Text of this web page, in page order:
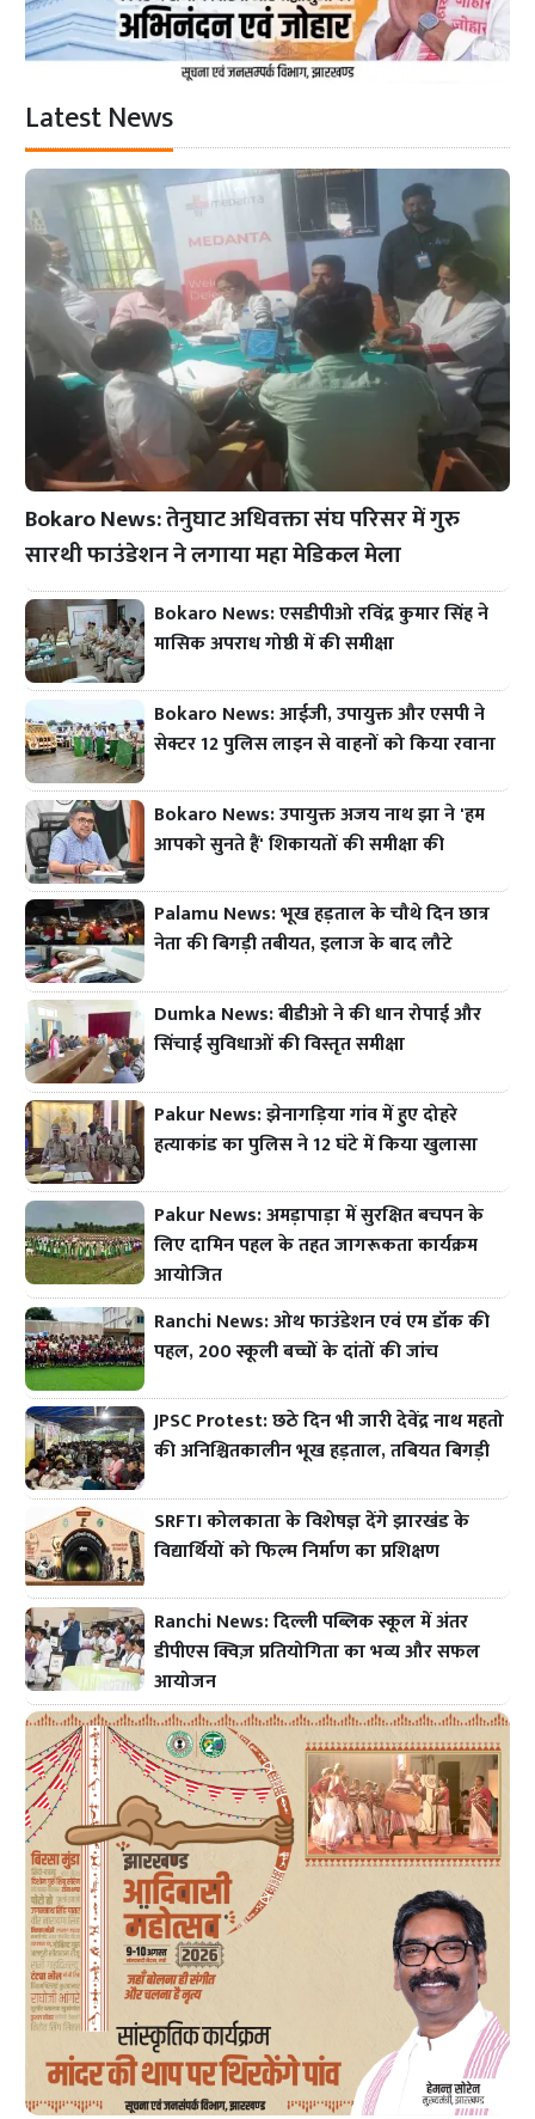
Latest News
Bokaro News: तेनुघाट अधिवक्ता संघ परिसर में गुरु
सारथी फाउंडेशन ने लगाया महा मेडिकल मेला
Bokaro News: एसडीपीओ रविंद्र कुमार सिंह ने
मासिक अपराध गोष्ठी में की समीक्षा
Bokaro News: आईजी, उपायुक्त और एसपी ने
सेक्टर 12 पुलिस लाइन से वाहनों को किया रवाना
Bokaro News: उपायुक्त अजय नाथ झा ने 'हम
आपको सुनते हैं' शिकायतों की समीक्षा की
Palamu News: भूख हड़ताल के चौथे दिन छात्र
नेता की बिगड़ी तबीयत, इलाज के बाद लौटे
Dumka News: बीडीओ ने की धान रोपाई और
सिंचाई सुविधाओं की विस्तृत समीक्षा
Pakur News: झेनागड़िया गांव में हुए दोहरे
हत्याकांड का पुलिस ने 12 घंटे में किया खुलासा
Pakur News: अमड़ापाड़ा में सुरक्षित बचपन के
लिए दामिन पहल के तहत जागरूकता कार्यक्रम
आयोजित
Ranchi News: ओथ फाउंडेशन एवं एम डॉक की
पहल, 200 स्कूली बच्चों के दांतों की जांच
JPSC Protest: छठे दिन भी जारी देवेंद्र नाथ महतो
की अनिश्चितकालीन भूख हड़ताल, तबियत बिगड़ी
SRFTI कोलकाता के विशेषज्ञ देंगे झारखंड के
विद्यार्थियों को फिल्म निर्माण का प्रशिक्षण
Ranchi News: दिल्ली पब्लिक स्कूल में अंतर
डीपीएस क्विज़ प्रतियोगिता का भव्य और सफल
आयोजन